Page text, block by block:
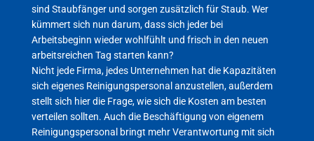
sind Staubfänger und sorgen zusätzlich für Staub. Wer
kümmert sich nun darum, dass sich jeder bei
Arbeitsbeginn wieder wohlfühlt und frisch in den neuen
arbeitsreichen Tag starten kann?
Nicht jede Firma, jedes Unternehmen hat die Kapazitäten
sich eigenes Reinigungspersonal anzustellen, außerdem
stellt sich hier die Frage, wie sich die Kosten am besten
verteilen sollten. Auch die Beschäftigung von eigenem
Reinigungspersonal bringt mehr Verantwortung mit sich